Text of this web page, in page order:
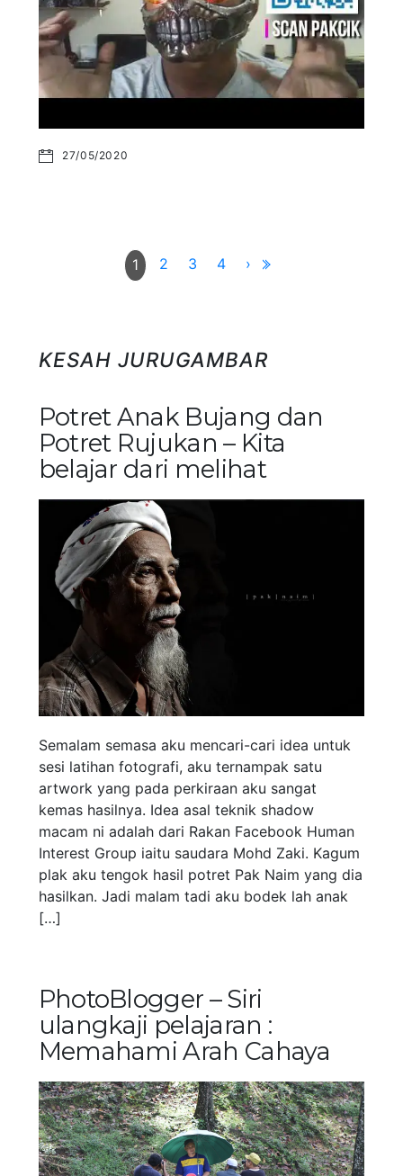
27/05/2020
1 2 3 4 ›
KESAH JURUGAMBAR
Potret Anak Bujang dan
Potret Rujukan – Kita
belajar dari melihat
Semalam semasa aku mencari-cari idea untuk
sesi latihan fotografi, aku ternampak satu
artwork yang pada perkiraan aku sangat
kemas hasilnya. Idea asal teknik shadow
macam ni adalah dari Rakan Facebook Human
Interest Group iaitu saudara Mohd Zaki. Kagum
plak aku tengok hasil potret Pak Naim yang dia
hasilkan. Jadi malam tadi aku bodek lah anak
[…]
PhotoBlogger – Siri
ulangkaji pelajaran :
Memahami Arah Cahaya